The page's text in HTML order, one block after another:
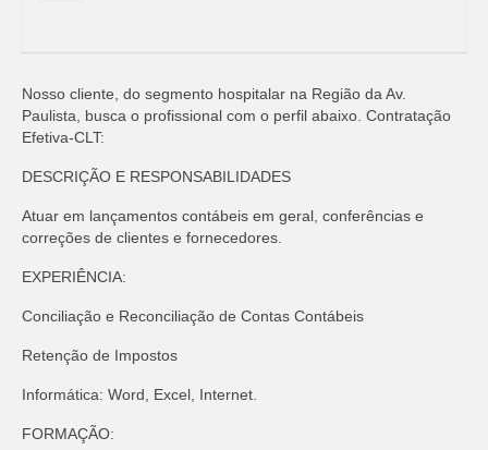
Nosso cliente, do segmento hospitalar na Região da Av.
Paulista, busca o profissional com o perfil abaixo. Contratação
Efetiva-CLT:
DESCRIÇÃO E RESPONSABILIDADES
Atuar em lançamentos contábeis em geral, conferências e
correções de clientes e fornecedores.
EXPERIÊNCIA:
Conciliação e Reconciliação de Contas Contábeis
Retenção de Impostos
Informática: Word, Excel, Internet.
FORMAÇÃO: